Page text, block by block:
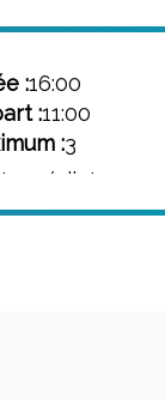
:16:00
:11:00
:3